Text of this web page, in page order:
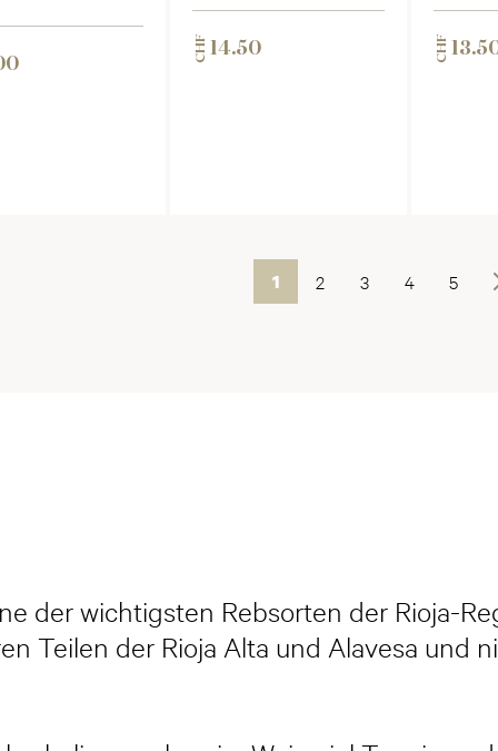
CHF 14.50 CHF
1 2 3 4 5
der wichtigsten Rebsorten der Rioja-
Teilen der Rioja Alta und Alavesa und